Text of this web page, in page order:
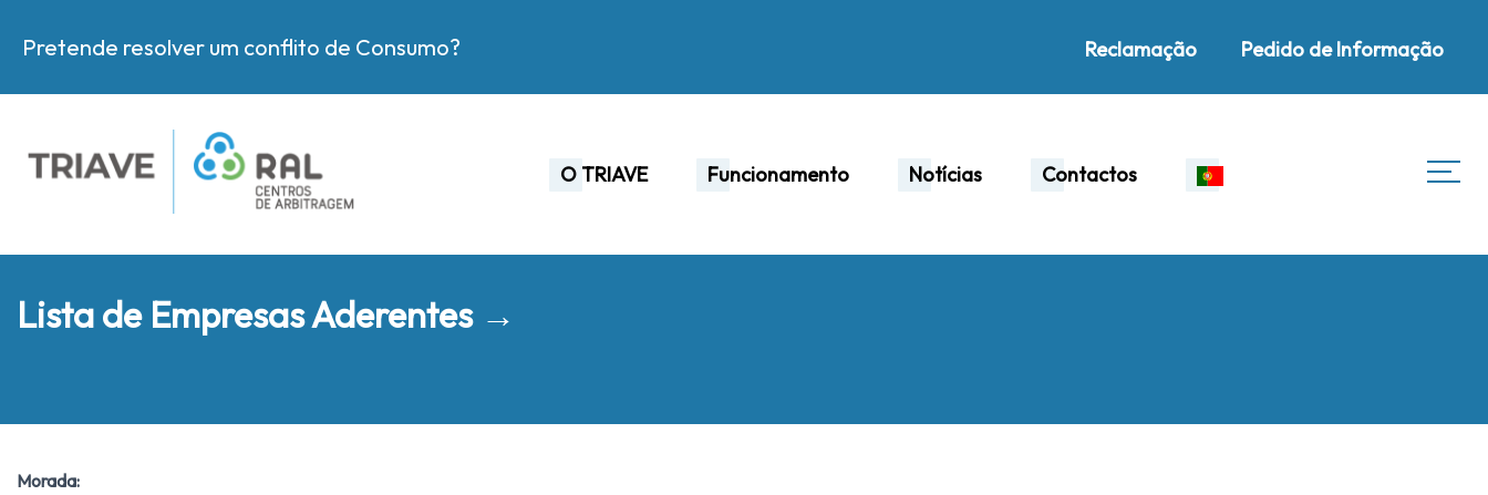
Pretende resolver um conflito de Consumo? Reclamação Pedido de Informação
O TRIAVE Funcionamento Notícias Contactos
Lista de Empresas Aderentes →
Morada: